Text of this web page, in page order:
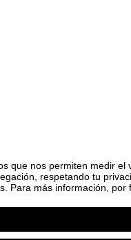
que nos permiten medir
respetando tu
Para más información,